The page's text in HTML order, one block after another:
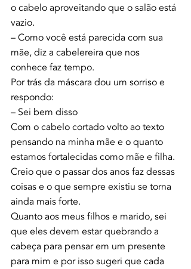
o cabelo aproveitando que o salão está
vazio.
– Como você está parecida com sua
mãe, diz a cabelereira que nos
conhece faz tempo.
Por trás da máscara dou um sorriso e
respondo:
– Sei bem disso
Com o cabelo cortado volto ao texto
pensando na minha mãe e o quanto
estamos fortalecidas como mãe e filha.
Creio que o passar dos anos faz dessas
coisas e o que sempre existiu se torna
ainda mais forte.
Quanto aos meus filhos e marido, sei
que eles devem estar quebrando a
cabeça para pensar em um presente
para mim e por isso sugeri que cada